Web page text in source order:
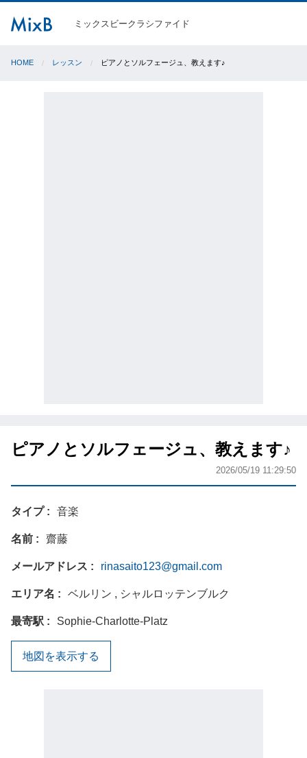
ミックスビークラシファイド
HOME レッスン ピアノとソルフェージュ、教えます♪
ピアノとソルフェージュ、教えます♪
2026/05/19 11:29:50
タイプ 音楽
名前 齋藤
メールアドレス rinasaito123@gmail.com
エリア名 ベルリン , シャルロッテンブルク
最寄駅 Sophie-Charlotte-Platz
地図を表示する